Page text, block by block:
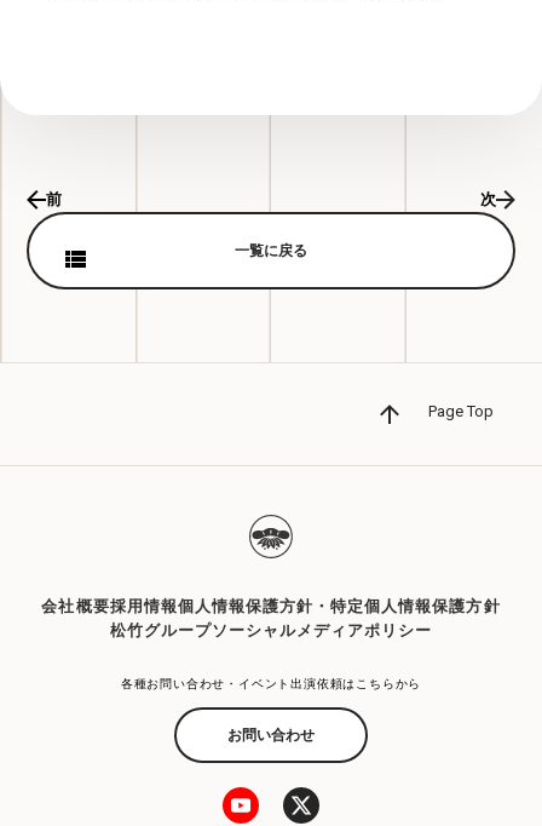
前 次
一覧に戻る
Page Top
会社概要採用情報個人情報保護方針・特定個人情報保護方針
松竹グループソーシャルメディアポリシー
各種お問い合わせ・イベント出演依頼はこちらから
お問い合わせ